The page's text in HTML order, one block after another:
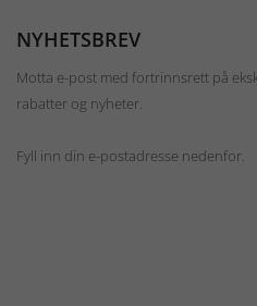
NYHETSBREV
Motta e-post med fortrinnsrett på
rabatter og nyheter.
Fyll inn din e-postadresse nedenfor.